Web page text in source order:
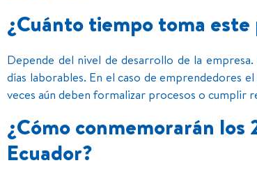
¿Cuánto tiempo toma este
Depende del nivel de desarrollo de la
días laborables. En el caso de emprendedores
veces aún deben formalizar procesos o cumplir
¿Cómo conmemorarán los
Ecuador?